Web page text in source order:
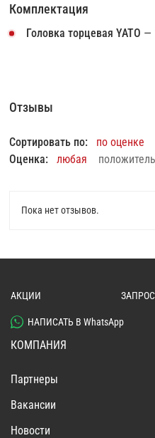
Комплектация
Головка торцевая YATO —
Отзывы
Сортировать по: по оценке
Оценка:
любая
Пока нет отзывов.
АКЦИИ
НАПИСАТЬ В WhatsApp
КОМПАНИЯ
Партнеры
Вакансии
Новости